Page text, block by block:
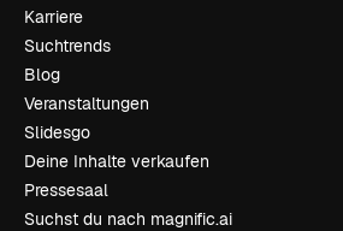
Karriere
Suchtrends
Blog
Veranstaltungen
Slidesgo
Deine Inhalte verkaufen
Pressesaal
Suchst du nach magnific.ai